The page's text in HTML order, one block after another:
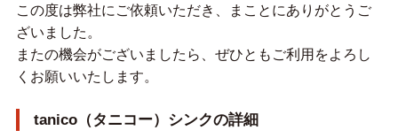
この度は弊社にご依頼いただき、まことにありがとうご
ざいました。
またの機会がございましたら、ぜひともご利用をよろし
くお願いいたします。
tanico（タニコー）シンクの詳細